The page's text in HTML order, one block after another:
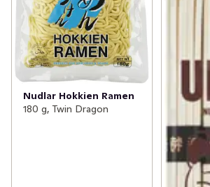
Nudlar Hokkien Ramen
180 g, Twin Dragon